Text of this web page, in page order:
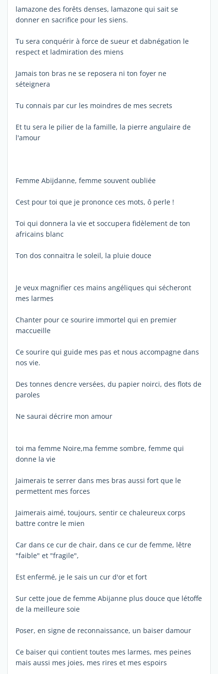
lamazone des forêts denses, lamazone qui sait se
donner en sacrifice pour les siens.
Tu sera conquérir à force de sueur et dabnégation le
respect et ladmiration des miens
Jamais ton bras ne se reposera ni ton foyer ne
séteignera
Tu connais par cur les moindres de mes secrets
Et tu sera le pilier de la famille, la pierre angulaire de
l'amour
Femme Abijdanne, femme souvent oubliée
Cest pour toi que je prononce ces mots, ô perle !
Toi qui donnera la vie et soccupera fidèlement de ton
africains blanc
Ton dos connaitra le soleil, la pluie douce
Je veux magnifier ces mains angéliques qui sécheront
mes larmes
Chanter pour ce sourire immortel qui en premier
maccueille
Ce sourire qui guide mes pas et nous accompagne dans
nos vie.
Des tonnes dencre versées, du papier noirci, des flots de
paroles
Ne saurai décrire mon amour
toi ma femme Noire,ma femme sombre, femme qui
donne la vie
Jaimerais te serrer dans mes bras aussi fort que le
permettent mes forces
Jaimerais aimé, toujours, sentir ce chaleureux corps
battre contre le mien
Car dans ce cur de chair, dans ce cur de femme, lêtre
"faible" et "fragile",
Est enfermé, je le sais un cur d'or et fort
Sur cette joue de femme Abijanne plus douce que létoffe
de la meilleure soie
Poser, en signe de reconnaissance, un baiser damour
Ce baiser qui contient toutes mes larmes, mes peines
mais aussi mes joies, mes rires et mes espoirs